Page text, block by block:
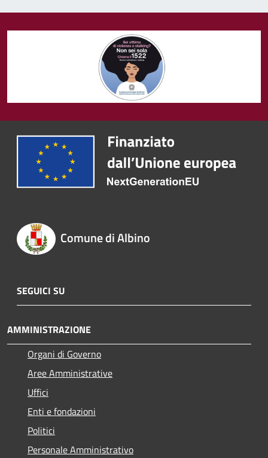
Comune di Albino
SEGUICI SU
AMMINISTRAZIONE
Organi di Governo
Aree Amministrative
Uffici
Enti e fondazioni
Politici
Personale Amministrativo